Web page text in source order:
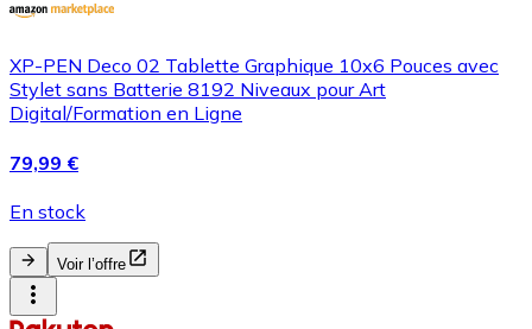
XP-PEN Deco 02 Tablette Graphique 10x6 Pouces avec
Stylet sans Batterie 8192 Niveaux pour Art
Digital/Formation en Ligne
79,99 €
En stock
Voir l’offre